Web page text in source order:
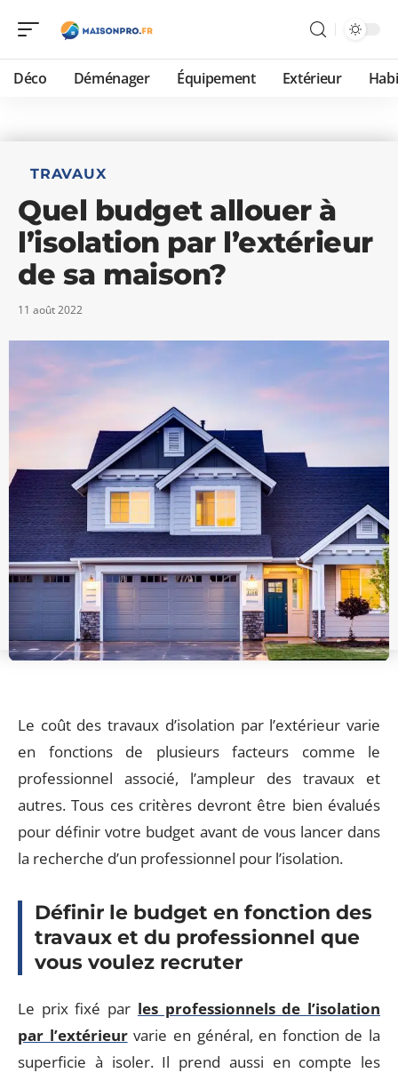
Déco Déménager Équipement Extérieur
TRAVAUX
Quel budget allouer à
l’isolation par l’extérieur
de sa maison?
11 août 2022
Le coût des travaux d’isolation par l’extérieur varie
en fonctions de plusieurs facteurs comme le
professionnel associé, l’ampleur des travaux et
autres. Tous ces critères devront être bien évalués
pour définir votre budget avant de vous lancer dans
la recherche d’un professionnel pour l’isolation.
Définir le budget en fonction des
travaux et du professionnel que
vous voulez recruter
Le prix fixé par les professionnels de l’isolation
par l’extérieurvarie en général, en fonction de la
superficie à isoler. Il prend aussi en compte les